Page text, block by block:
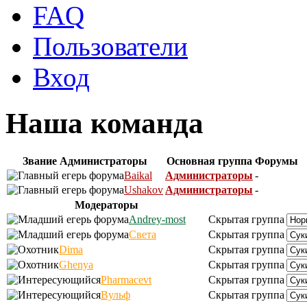
FAQ
Пользователи
Вход
Наша команда
Звание Администраторы Основная группа Форумы
Baikal
Администраторы -
Ushakov Администраторы -
Модераторы
Andrey-most
Скрытая группа
Света
Скрытая группа
Dima
Скрытая группа
Ghenya
Скрытая группа
Pharmacevt
Скрытая группа
Вульф
Скрытая группа